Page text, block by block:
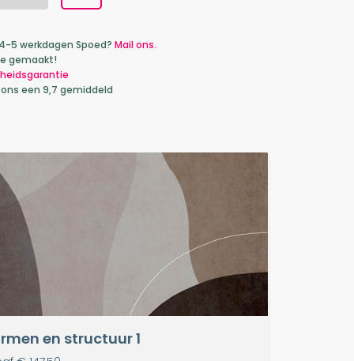
5 werkdagen Spoed? Mail ons.
gemaakt!
een 9,7 gemiddeld
en structuur 1